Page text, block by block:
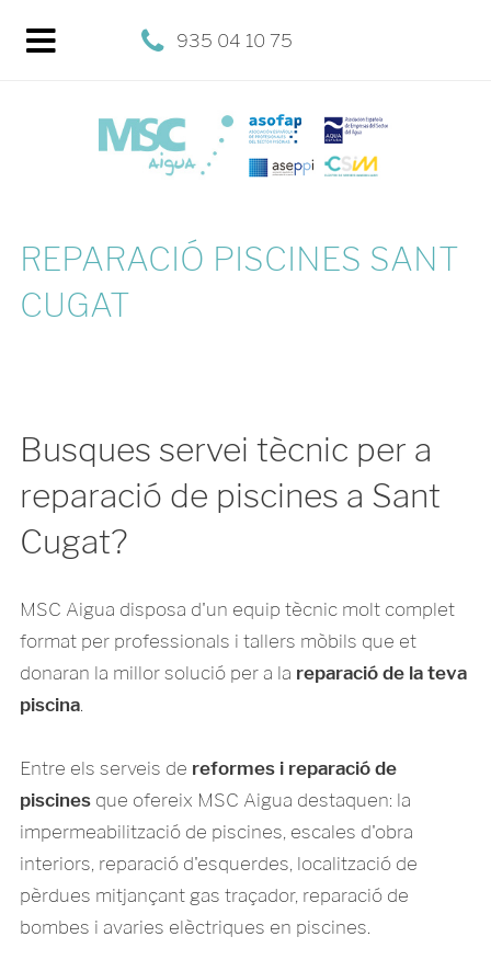
935 04 10 75
REPARACIÓ PISCINES SANT
CUGAT
Busques servei tècnic per a
reparació de piscines a Sant
Cugat?
MSC Aigua disposa d'un equip tècnic molt complet
format per professionals i tallers mòbils que et
donaran la millor solució per a la reparació de la teva
piscina.
Entre els serveis de reformes i reparació de
piscinesque ofereix MSC Aigua destaquen: la
impermeabilització de piscines, escales d'obra
interiors, reparació d'esquerdes, localització de
pèrdues mitjançant gas traçador, reparació de
bombes i avaries elèctriques en piscines.